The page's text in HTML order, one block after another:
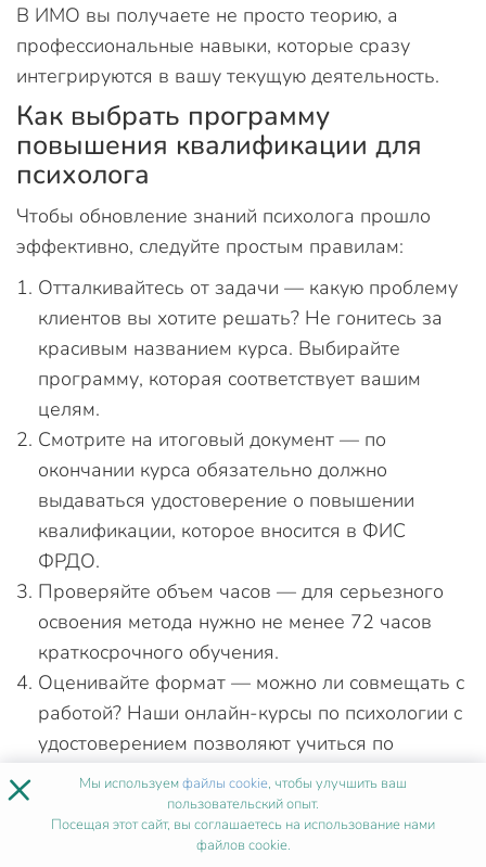
В ИМО вы получаете не просто теорию, а
профессиональные навыки, которые сразу
интегрируются в вашу текущую деятельность.
Как выбрать программу
повышения квалификации для
психолога
Чтобы обновление знаний психолога прошло
эффективно, следуйте простым правилам:
Отталкивайтесь от задачи — какую проблему
клиентов вы хотите решать? Не гонитесь за
красивым названием курса. Выбирайте
программу, которая соответствует вашим
целям.
Смотрите на итоговый документ — по
окончании курса обязательно должно
выдаваться удостоверение о повышении
квалификации, которое вносится в ФИС
ФРДО.
Проверяйте объем часов — для серьезного
освоения метода нужно не менее 72 часов
краткосрочного обучения.
Оценивайте формат — можно ли совмещать с
работой? Наши онлайн-курсы по психологии с
удостоверением позволяют учиться по
вечерам или в выходные.
Частые ошибки при выборе курса
Выбирать программу только по цене —
× Мы используемфайлы cookie, чтобы улучшить ваш
пользовательский опыт.
Посещая этот сайт, вы соглашаетесь на использование нами
файлов cookie.